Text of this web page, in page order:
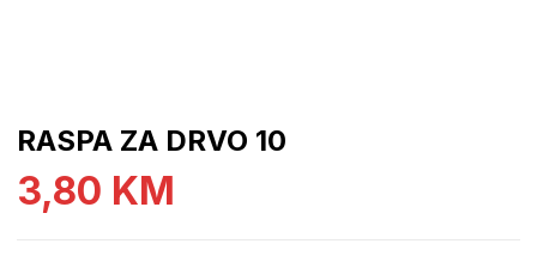
RASPA ZA DRVO 10
3,80 KM